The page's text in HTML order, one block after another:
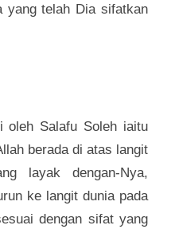
yang telah Dia sifatkan
oleh Salafu Soleh iaitu
berada di atas langit
layak dengan-Nya,
ke langit dunia pada
dengan sifat yang